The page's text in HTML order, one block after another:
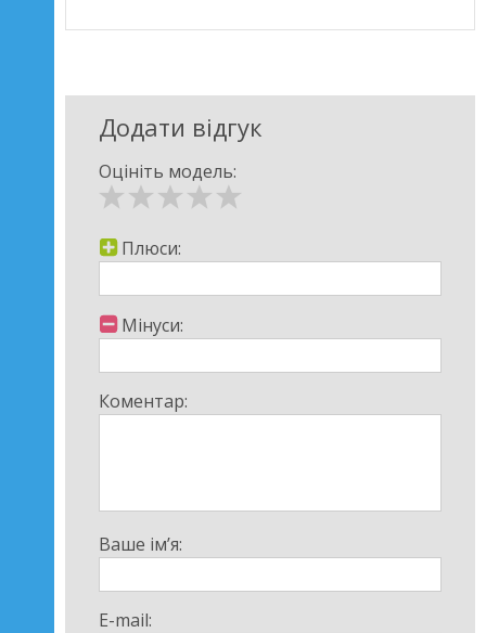
Додати відгук
Оцініть модель:
Плюси:
Мінуси:
Коментар:
Ваше ім’я:
E-mail: